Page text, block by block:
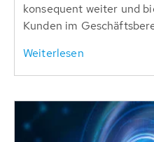
konsequent weiter und
Kunden im
Weiterlesen